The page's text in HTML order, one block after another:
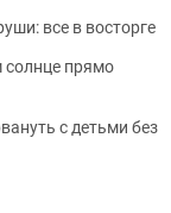
все в восторге
прямо
с детьми без